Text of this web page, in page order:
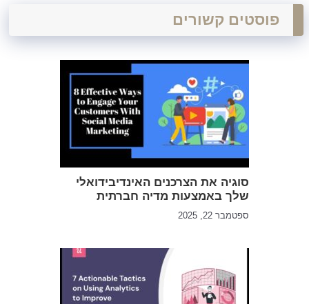
פוסטים קשורים
סוגיה את הצרכנים האינדיבידואלי
שלך באמצעות מדיה חברתית
ספטמבר 22, 2025